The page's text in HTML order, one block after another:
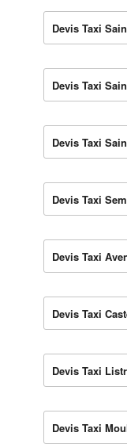
Devis Taxi
Devis Taxi
Devis Taxi
Devis Taxi
Devis Taxi
Devis Taxi
Devis Taxi
Devis Taxi